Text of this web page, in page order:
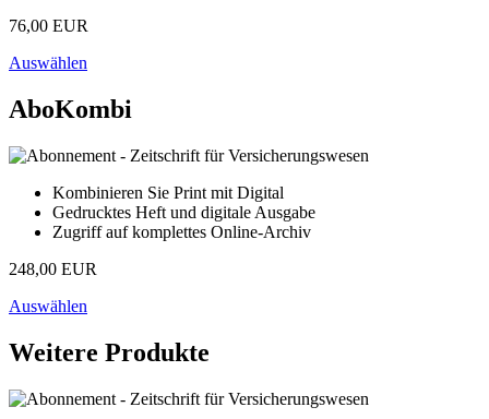
76,00 EUR
Auswählen
AboKombi
Kombinieren Sie Print mit Digital
Gedrucktes Heft und digitale Ausgabe
Zugriff auf komplettes Online-Archiv
248,00 EUR
Auswählen
Weitere Produkte